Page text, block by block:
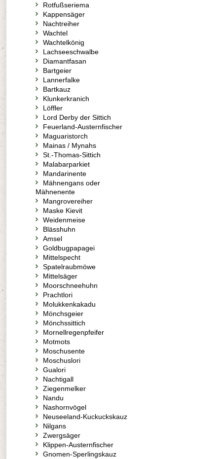
Rotfußseriema
Kappensäger
Nachtreiher
Wachtel
Wachtelkönig
Lachseeschwalbe
Diamantfasan
Bartgeier
Lannerfalke
Bartkauz
Klunkerkranich
Löffler
Lord Derby der Sittich
Feuerland-Austernfischer
Maguaristorch
Mainas / Mynahs
St.-Thomas-Sittich
Malabarparkiet
Mandarinente
Mähnengans oder
Mähnenente
Mangrovereiher
Maske Kievit
Weidenmeise
Blässhuhn
Amsel
Goldbugpapagei
Mittelspecht
Spatelraubmöwe
Mittelsäger
Moorschneehuhn
Prachtlori
Molukkenkakadu
Mönchsgeier
Mönchssittich
Mornellregenpfeifer
Motmots
Moschusente
Moschuslori
Gualori
Nachtigall
Ziegenmelker
Nandu
Nashornvögel
Neuseeland-Kuckuckskauz
Nilgans
Zwergsäger
Klippen-Austernfischer
Gnomen-Sperlingskauz